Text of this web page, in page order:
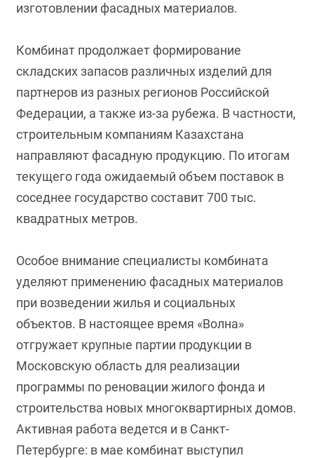
изготовлении фасадных материалов.
Комбинат продолжает формирование
складских запасов различных изделий для
партнеров из разных регионов Российской
Федерации, а также из-за рубежа. В частности,
строительным компаниям Казахстана
направляют фасадную продукцию. По итогам
текущего года ожидаемый объем поставок в
соседнее государство составит 700 тыс.
квадратных метров.
Особое внимание специалисты комбината
уделяют применению фасадных материалов
при возведении жилья и социальных
объектов. В настоящее время «Волна»
отгружает крупные партии продукции в
Московскую область для реализации
программы по реновации жилого фонда и
строительства новых многоквартирных домов.
Активная работа ведется и в Санкт-
Петербурге: в мае комбинат выступил